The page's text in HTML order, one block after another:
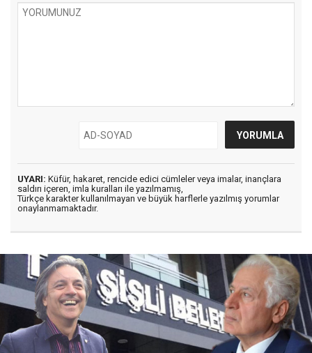
UYARI: Küfür, hakaret, rencide edici cümleler veya imalar, inançlara
saldırı içeren, imla kuralları ile yazılmamış,
Türkçe karakter kullanılmayan ve büyük harflerle yazılmış yorumlar
onaylanmamaktadır.